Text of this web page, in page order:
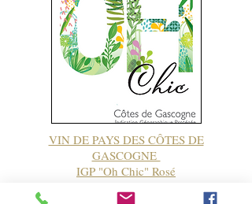
VIN DE PAYS DES CÔTES DE
GASCOGNE
IGP "Oh Chic" Rosé